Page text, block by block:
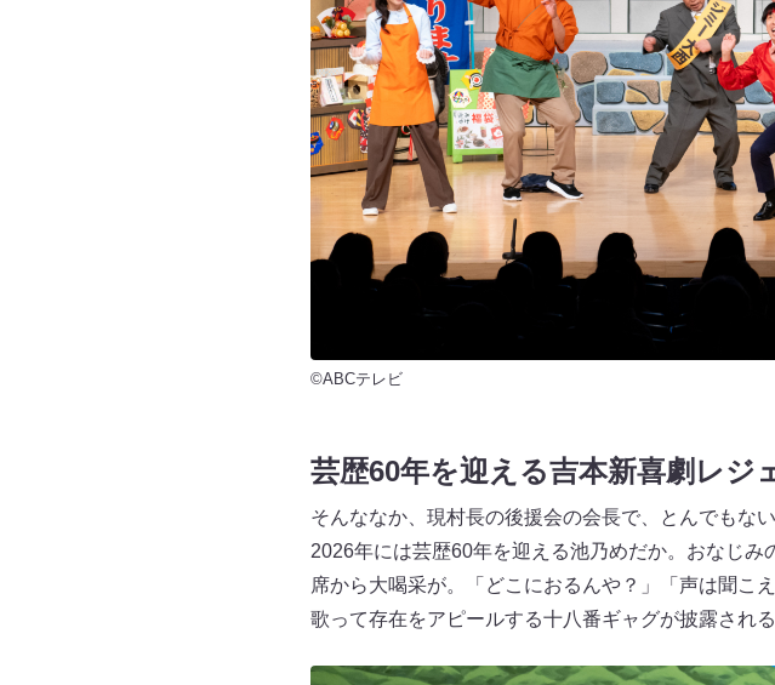
©ABCテレビ
芸歴60年を迎える吉本新喜劇レジ
そんななか、現村長の後援会の会長で、とんでもな
2026年には芸歴60年を迎える池乃めだか。おなじ
席から大喝采が。「どこにおるんや？」「声は聞こ
歌って存在をアピールする十八番ギャグが披露され